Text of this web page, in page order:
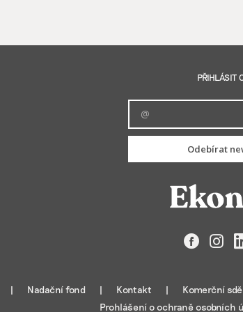
PŘIHLÁSIT
Odebírat
Nadační fond Kontakt Komerční
Prohlášení o ochraně osobních